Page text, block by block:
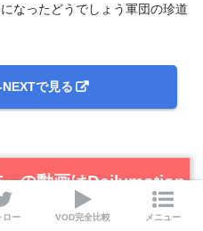
なったどうでしょう軍団の珍道
で見る
』の動画はDailymotion
信サービスで安全に
ロー VOD完全比較 メニュー